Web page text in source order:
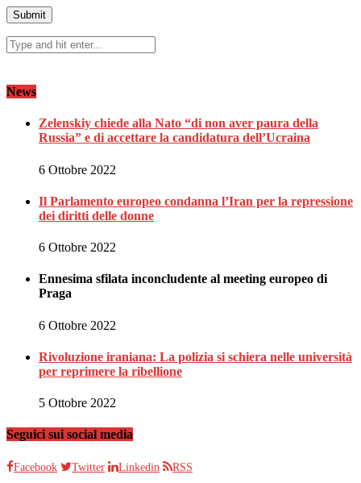
News
Zelenskiy chiede alla Nato “di non aver paura della
Russia” e di accettare la candidatura dell’Ucraina
6 Ottobre 2022
Il Parlamento europeo condanna l’Iran per la repressione
dei diritti delle donne
6 Ottobre 2022
Ennesima sfilata inconcludente al meeting europeo di
Praga
6 Ottobre 2022
Rivoluzione iraniana: La polizia si schiera nelle università
per reprimere la ribellione
5 Ottobre 2022
Seguici sui social media
Facebook Twitter Linkedin RSS